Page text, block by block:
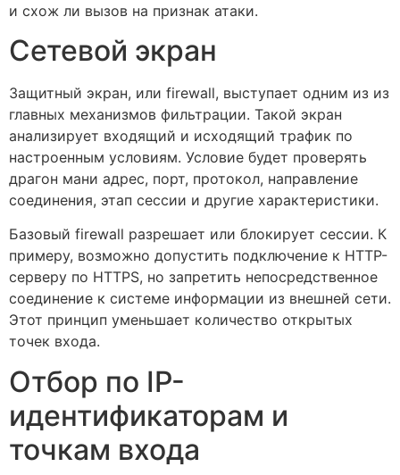
и схож ли вызов на признак атаки.
Сетевой экран
Защитный экран, или firewall, выступает одним из из
главных механизмов фильтрации. Такой экран
анализирует входящий и исходящий трафик по
настроенным условиям. Условие будет проверять
драгон мани адрес, порт, протокол, направление
соединения, этап сессии и другие характеристики.
Базовый firewall разрешает или блокирует сессии. К
примеру, возможно допустить подключение к HTTP-
серверу по HTTPS, но запретить непосредственное
соединение к системе информации из внешней сети.
Этот принцип уменьшает количество открытых
точек входа.
Отбор по IP-
идентификаторам и
точкам входа